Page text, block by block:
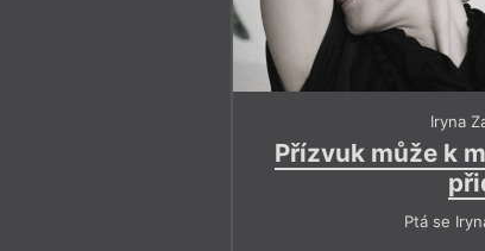
Iryna
Přízvuk může k
Ptá se